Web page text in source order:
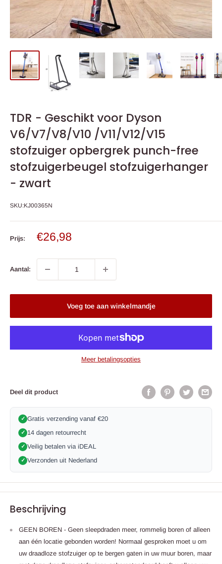
TDR - Geschikt voor Dyson
V6/V7/V8/V10 /V11/V12/V15
stofzuiger opbergrek punch-free
stofzuigerbeugel stofzuigerhanger
- zwart
SKU:KJ00365N
Prijs:
Verkoop
€26,98
Aantal:
Voeg toe aan winkelmandje
Meer betalingsopties
Deel dit product
✓ Gratis verzending vanaf €20
✓ 14 dagen retourrecht
✓ Veilig betalen via iDEAL
✓ Verzonden uit Nederland
Beschrijving
GEEN BOREN - Geen sleepdraden meer, rommelig boren of alleen
aan één locatie gebonden worden! Normaal gesproken moet u om
uw draadloze stofzuiger op te bergen gaten in uw muur boren, maar